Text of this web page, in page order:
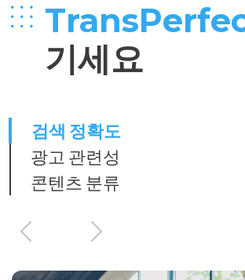
기세요
검색 정확도
광고 관련성
콘텐츠 분류
이
다